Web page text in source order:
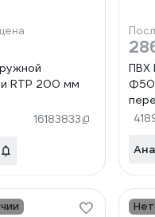
RTP 200 мм
16183833
ПВХ
50/
Нет